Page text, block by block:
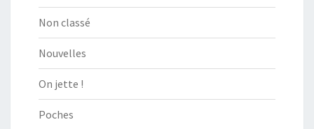
Non classé
Nouvelles
On jette !
Poches